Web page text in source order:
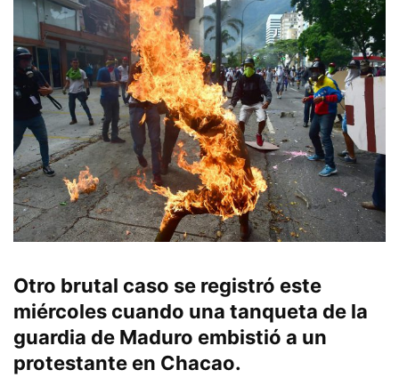
Otro brutal caso se registró este
miércoles cuando una tanqueta de la
guardia de Maduro embistió a un
protestante en Chacao.